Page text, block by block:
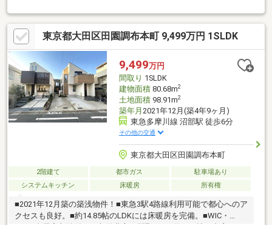
た場合:月額賃料約30万円■■既存住宅瑕疵保険付き■■詳細は担当
までお問合せ下さい■■ローンは残るお金…、家賃は消えるお金…■
家賃は払い続けても資産になる事のない掛け捨てです。家賃を払
うより買った方がお得では？資金計画はお客様により様々、先ず
はお気軽にご相談下さい。
東京都大田区田園調布本町 9,499万円 1SLDK
9,499万円
間取り 1SLDK
建物面積80.68m2
土地面積98.91m2
築年月 2021年12月(築4年9ヶ月)
東急多摩川線 沼部駅 徒歩6分
その他の交通
東京都大田区田園調布本町
2階建て 都市ガス
駐車場あり
システムキッチン
床暖房 所有権
■2021年12月築の築浅物件！■東急3駅4路線利用可能で都心へのア
クセスも良好。■約14.85帖のLDKには床暖房を完備。■WIC・